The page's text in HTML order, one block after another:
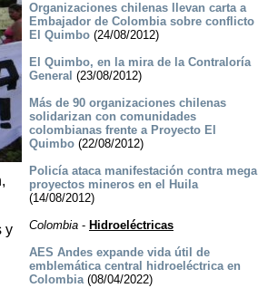
y
Organizaciones chilenas llevan carta a
Embajador de Colombia sobre conflicto
El Quimbo(24/08/2012)
El Quimbo, en la mira de la Contraloría
General (23/08/2012)
Más de 90 organizaciones chilenas
solidarizan con comunidades
colombianas frente a Proyecto El
Quimbo(22/08/2012)
Policía ataca manifestación contra mega
proyectos mineros en el Huila
(14/08/2012)
Colombia- Hidroeléctricas
AES Andes expande vida útil de
emblemática central hidroeléctrica en
Colombia(08/04/2022)